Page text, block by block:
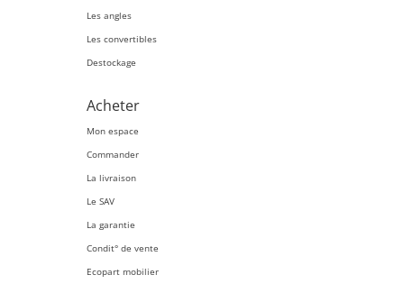
Les angles
Les convertibles
Destockage
Acheter
Mon espace
Commander
La livraison
Le SAV
La garantie
Condit° de vente
Ecopart mobilier